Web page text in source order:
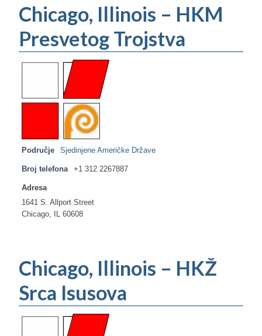
Chicago, Illinois – HKM
Presvetog Trojstva
Područje Sjedinjene Američke Države
Broj telefona +1 312 2267887
Adresa
1641 S. Allport Street
Chicago, IL 60608
Chicago, Illinois – HKŽ
Srca Isusova